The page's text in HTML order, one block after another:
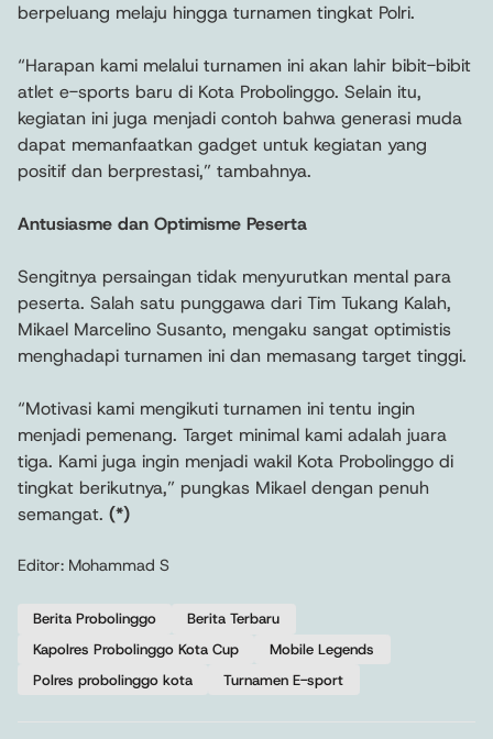
berpeluang melaju hingga turnamen tingkat Polri.
“Harapan kami melalui turnamen ini akan lahir bibit-bibit
atlet e-sports baru di Kota Probolinggo. Selain itu,
kegiatan ini juga menjadi contoh bahwa generasi muda
dapat memanfaatkan gadget untuk kegiatan yang
positif dan berprestasi,” tambahnya.
Antusiasme dan Optimisme Peserta
Sengitnya persaingan tidak menyurutkan mental para
peserta. Salah satu punggawa dari Tim Tukang Kalah,
Mikael Marcelino Susanto, mengaku sangat optimistis
menghadapi turnamen ini dan memasang target tinggi.
“Motivasi kami mengikuti turnamen ini tentu ingin
menjadi pemenang. Target minimal kami adalah juara
tiga. Kami juga ingin menjadi wakil Kota Probolinggo di
tingkat berikutnya,” pungkas Mikael dengan penuh
semangat. (*)
Editor: Mohammad S
Berita Probolinggo
Berita Terbaru
Kapolres Probolinggo Kota Cup
Mobile Legends
Polres probolinggo kota
Turnamen E-sport